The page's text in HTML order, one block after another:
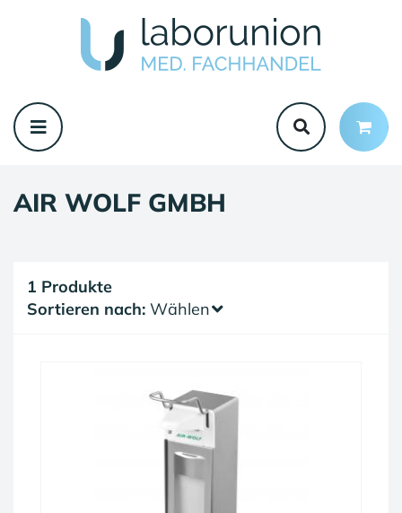
AIR WOLF GMBH
1 Produkte
Sortieren nach: Wählen